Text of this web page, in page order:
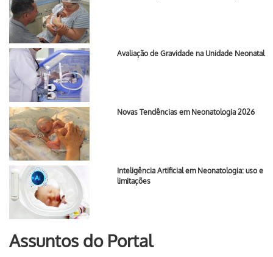
Avaliação de Gravidade na Unidade Neonatal
Novas Tendências em Neonatologia 2026
Inteligência Artificial em Neonatologia: uso e
limitações
Assuntos do Portal